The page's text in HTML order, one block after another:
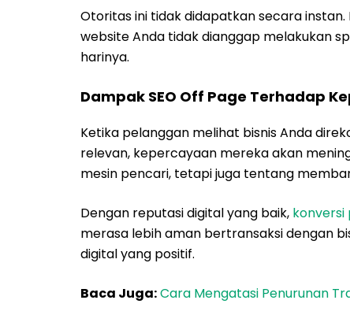
Otoritas ini tidak didapatkan secara
website Anda tidak dianggap melakukan
harinya.
Dampak SEO Off Page Terhadap
Ketika pelanggan melihat bisnis Anda
relevan, kepercayaan mereka akan
mesin pencari, tetapi juga tentang
Dengan reputasi digital yang baik, konversi
merasa lebih aman bertransaksi dengan
digital yang positif.
Baca Juga:Cara Mengatasi Penurunan